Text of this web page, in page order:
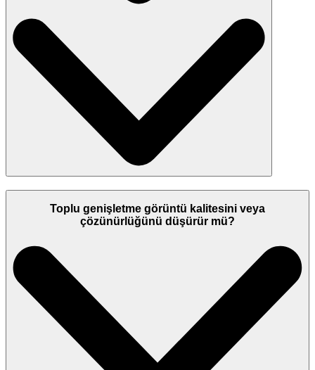
Toplu genişletme görüntü kalitesini veya
çözünürlüğünü düşürür mü?